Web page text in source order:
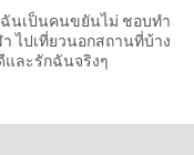
นเป็นคนขยันไม่ ชอบทำ
ไปเที่ยวนอกสถานที่บ้าง
และรักฉันจริงๆ